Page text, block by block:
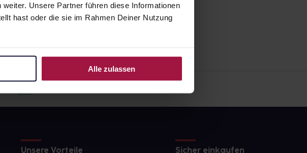
Unsere Partner führen diese Informationen
hast oder die sie im Rahmen Deiner Nutzung
Alle zulassen
Unsere Vorteile Sicher einkaufen